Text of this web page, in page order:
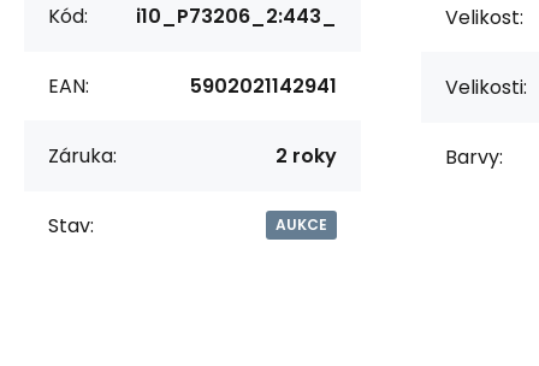
Kód: i10_P73206_2:443_
EAN: 5902021142941
Záruka: 2 roky
Stav: AUKCE
Velikost:
Velikosti:
Barvy: